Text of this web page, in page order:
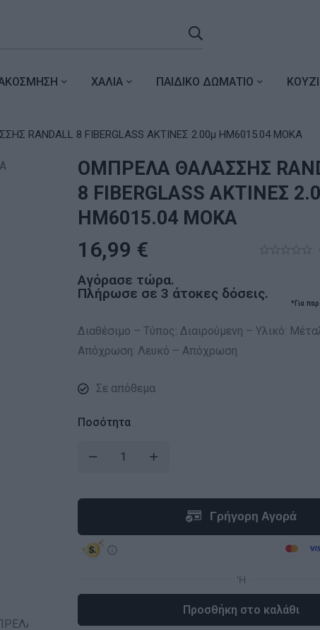
ΧΑΛΙΑ ΠΑΙΔΙΚΟ ΔΩΜΑΤΙΟ
RANDALL 8 FIBERGLASS ΑΚΤΙΝΕΣ 2.00μ HM6015.04 MOKA
ΟΜΠΡΕΛΑ ΘΑΛΑΣΣΗΣ
8 FIBERGLASS ΑΚΤΙΝΕΣ
HM6015.04 MOKA
16,99 €
Αγόρασε τώρα.
Πλήρωσε σε 3 άτοκες δόσεις.
*Για
Διαθέσιμο – Τύπος: Διαιρούμενη – Υλικό:
Απόχρωση: Λευκό – Απόχρωση
Σε απόθεμα
Ποσότητα
Προσθήκη στο καλάθι